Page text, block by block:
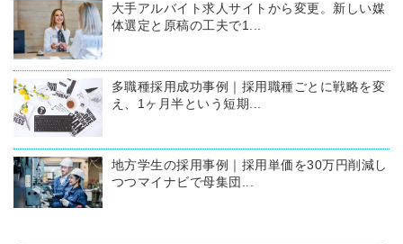
大手アルバイト求人サイトから変更。新しい媒
体選定と原稿の工夫で1...
多職種採用成功事例｜採用職種ごとに戦略を変
え、1ヶ月半という短期...
地方学生の採用事例｜採用単価を30万円削減し
つつマイナビで母集団...